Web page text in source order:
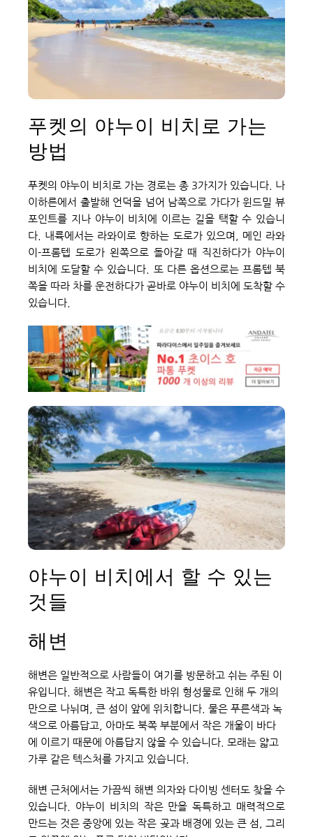
푸켓의 야누이 비치로 가는
방법
푸켓의 야누이 비치로 가는 경로는 총 3가지가 있습니다. 나
이하른에서 출발해 언덕을 넘어 남쪽으로 가다가 윈드밀 뷰
포인트를 지나 야누이 비치에 이르는 길을 택할 수 있습니
다. 내륙에서는 라와이로 향하는 도로가 있으며, 메인 라와
이-프롬텝 도로가 왼쪽으로 돌아갈 때 직진하다가 야누이
비치에 도달할 수 있습니다. 또 다른 옵션으로는 프롬텝 북
쪽을 따라 차를 운전하다가 곧바로 야누이 비치에 도착할 수
있습니다.
야누이 비치에서 할 수 있는
것들
해변
해변은 일반적으로 사람들이 여기를 방문하고 쉬는 주된 이
유입니다. 해변은 작고 독특한 바위 형성물로 인해 두 개의
만으로 나뉘며, 큰 섬이 앞에 위치합니다. 물은 푸른색과 녹
색으로 아름답고, 아마도 북쪽 부분에서 작은 개울이 바다
에 이르기 때문에 아름답지 않을 수 있습니다. 모래는 얇고
가루 같은 텍스처를 가지고 있습니다.
해변 근처에서는 가끔씩 해변 의자와 다이빙 센터도 찾을 수
있습니다. 야누이 비치의 작은 만을 독특하고 매력적으로
만드는 것은 중앙에 있는 작은 곶과 배경에 있는 큰 섬, 그리